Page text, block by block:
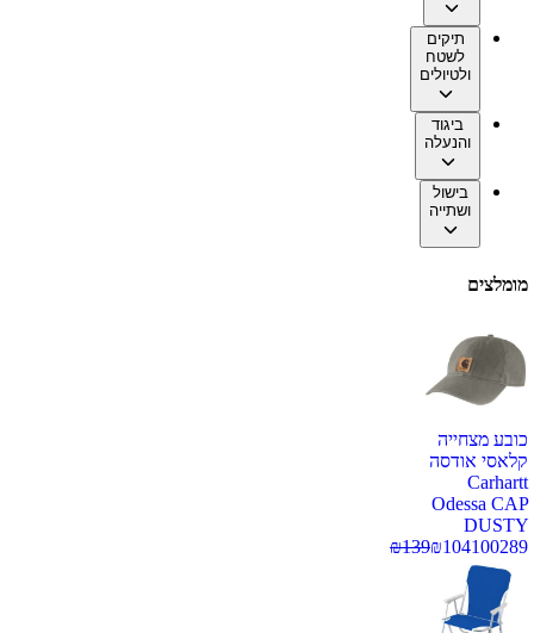
תיקים
לשטח
ולטיולים
ביגוד
והנעלה
בישול
ושתייה
מומלצים
כובע מצחייה
קלאסי אודסה
Carhartt
Odessa CAP
DUSTY
100289
₪104
₪139